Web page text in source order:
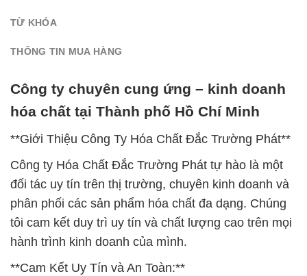
TỪ KHÓA
THÔNG TIN MUA HÀNG
Công ty chuyên cung ứng – kinh doanh
hóa chất tại Thành phố Hồ Chí Minh
**Giới Thiệu Công Ty Hóa Chất Đắc Trường Phát**
Công ty Hóa Chất Đắc Trường Phát tự hào là một
đối tác uy tín trên thị trường, chuyên kinh doanh và
phân phối các sản phẩm hóa chất đa dạng. Chúng
tôi cam kết duy trì uy tín và chất lượng cao trên mọi
hành trình kinh doanh của mình.
**Cam Kết Uy Tín và An Toàn:**